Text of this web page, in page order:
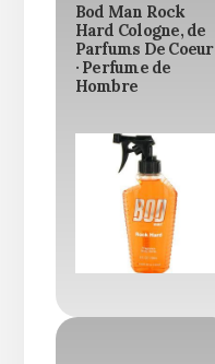
Bod Man Rock
Hard Cologne, de
Parfums De Coeur
· Perfume de
Hombre